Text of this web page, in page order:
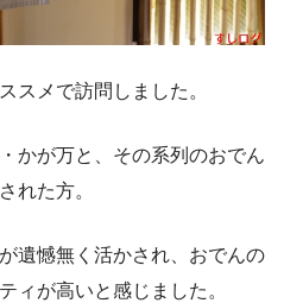
スメで訪問しました。
かが万と、その系列のおでん
れた方。
遺憾無く活かされ、おでんの
ィが高いと感じました。